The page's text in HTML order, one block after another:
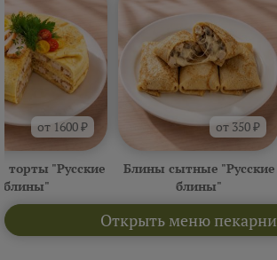
Открыть меню пекарни
от 1600 ₽
торты "Русские
блины"
от 350 ₽
Блины сытные "Русские
блины"